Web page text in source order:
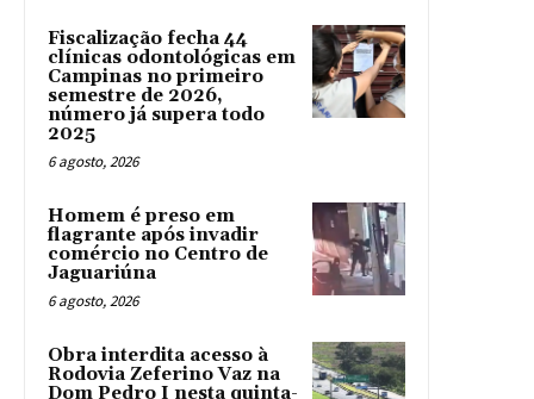
Fiscalização fecha 44
clínicas odontológicas em
Campinas no primeiro
semestre de 2026,
número já supera todo
2025
6 agosto, 2026
Homem é preso em
flagrante após invadir
comércio no Centro de
Jaguariúna
6 agosto, 2026
Obra interdita acesso à
Rodovia Zeferino Vaz na
Dom Pedro I nesta quinta-